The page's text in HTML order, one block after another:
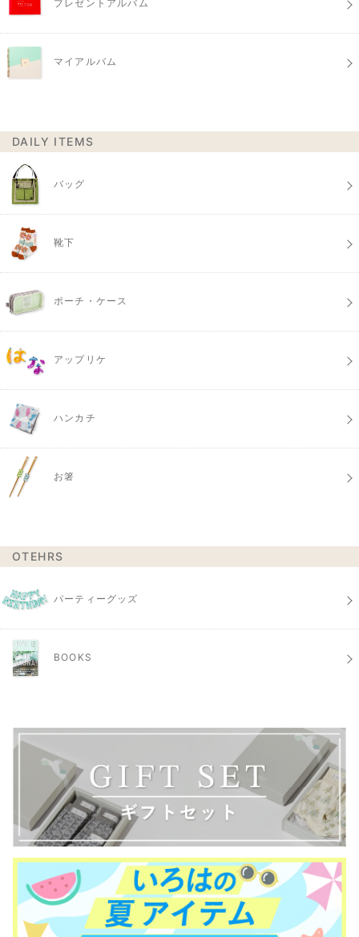
プレゼントアルバム
マイアルバム
DAILY ITEMS
バッグ
靴下
ポーチ・ケース
アップリケ
ハンカチ
お箸
OTEHRS
パーティーグッズ
BOOKS